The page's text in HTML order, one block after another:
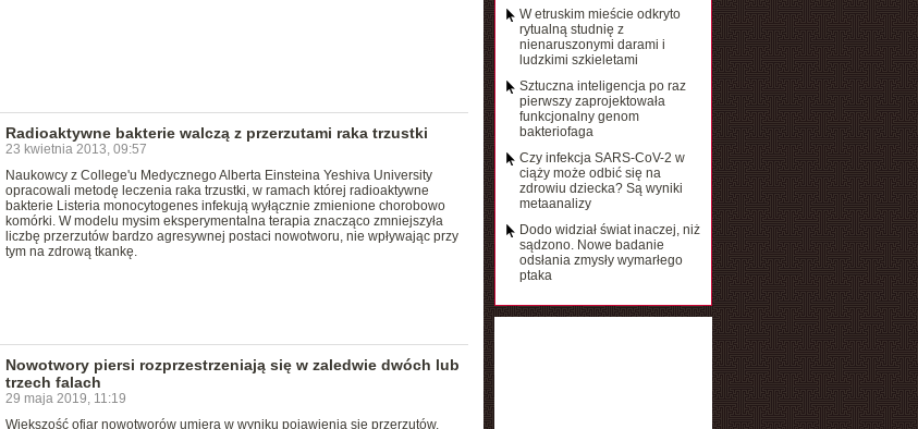
Radioaktywne bakterie walczą z przerzutami raka trzustki
23 kwietnia 2013, 09:57
Naukowcy z College'u Medycznego Alberta Einsteina Yeshiva University
opracowali metodę leczenia raka trzustki, w ramach której radioaktywne
bakterie Listeria monocytogenes infekują wyłącznie zmienione chorobowo
komórki. W modelu mysim eksperymentalna terapia znacząco zmniejszyła
liczbę przerzutów bardzo agresywnej postaci nowotworu, nie wpływając przy
tym na zdrową tkankę.
Nowotwory piersi rozprzestrzeniają się w zaledwie dwóch lub
trzech falach
29 maja 2019, 11:19
Większość ofiar nowotworów umiera w wyniku pojawienia się przerzutów.
W etruskim mieście odkryto
rytualną studnię z
nienaruszonymi darami i
ludzkimi szkieletami
Sztuczna inteligencja po raz
pierwszy zaprojektowała
funkcjonalny genom
bakteriofaga
Czy infekcja SARS-CoV-2 w
ciąży może odbić się na
zdrowiu dziecka? Są wyniki
metaanalizy
Dodo widział świat inaczej, niż
sądzono. Nowe badanie
odsłania zmysły wymarłego
ptaka